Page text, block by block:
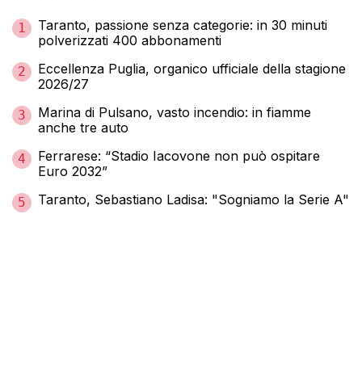
1
Taranto, passione senza categorie: in 30 minuti
polverizzati 400 abbonamenti
2
Eccellenza Puglia, organico ufficiale della stagione
2026/27
3
Marina di Pulsano, vasto incendio: in fiamme
anche tre auto
4
Ferrarese: “Stadio Iacovone non può ospitare
Euro 2032”
5 Taranto, Sebastiano Ladisa: "Sogniamo la Serie A"